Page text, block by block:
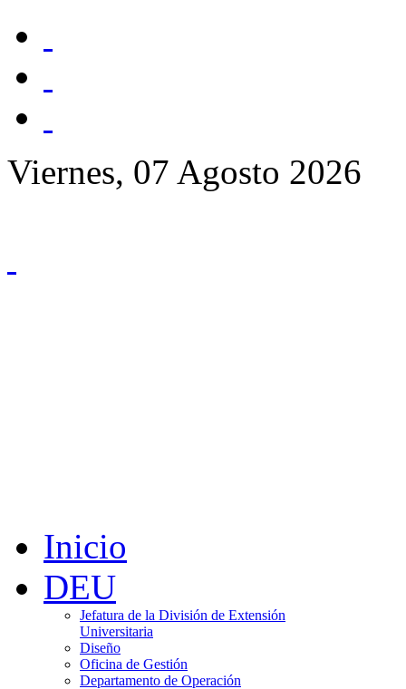
Viernes, 07 Agosto 2026
Inicio
DEU
Jefatura de la División de Extensión
Universitaria
Diseño
Oficina de Gestión
Departamento de Operación